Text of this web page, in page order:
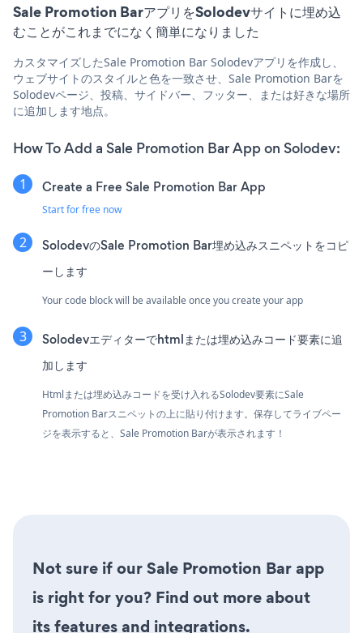
Sale Promotion BarアプリをSolodevサイトに埋め込
むことがこれまでになく簡単になりました
カスタマイズしたSale Promotion Bar Solodevアプリを作成し、
ウェブサイトのスタイルと色を一致させ、Sale Promotion Barを
Solodevページ、投稿、サイドバー、フッター、または好きな場所
に追加します地点。
How To Add a Sale Promotion Bar App on Solodev:
Create a Free Sale Promotion Bar App
Start for free now
SolodevのSale Promotion Bar埋め込みスニペットをコピ
ーします
Your code block will be available once you create your app
Solodevエディターでhtmlまたは埋め込みコード要素に追
加します
Htmlまたは埋め込みコードを受け入れるSolodev要素にSale
Promotion Barスニペットの上に貼り付けます。保存してライブペー
ジを表示すると、Sale Promotion Barが表示されます！
Not sure if our Sale Promotion Bar app
is right for you? Find out more about
its features and integrations.